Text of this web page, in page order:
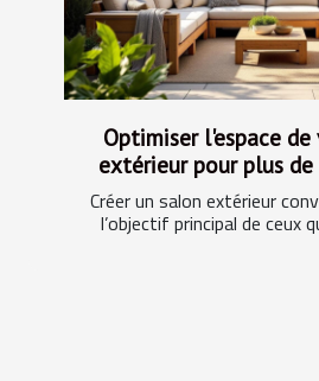
Optimiser l'espace
extérieur pour plus
Créer un salon extérieur
l’objectif principal de ceux